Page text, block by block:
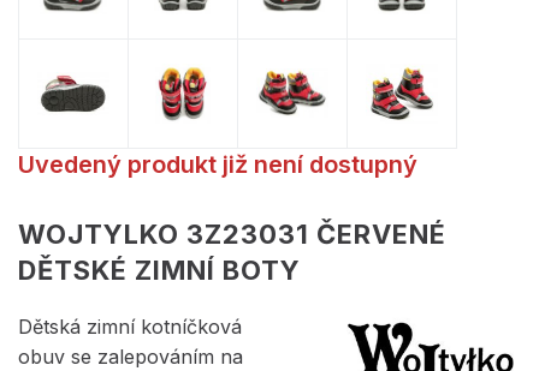
Uvedený produkt již není dostupný
WOJTYLKO 3Z23031 ČERVENÉ
DĚTSKÉ ZIMNÍ BOTY
Dětská zimní kotníčková
obuv se zalepováním na